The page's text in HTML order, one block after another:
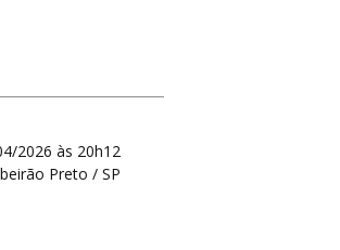
2026 às 20h12
Preto / SP